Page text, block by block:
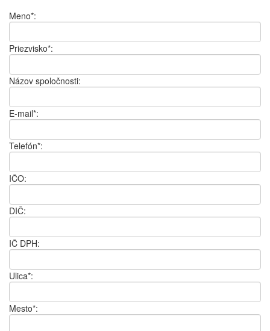
Meno*:
Priezvisko*:
Názov spoločnosti:
E-mail*:
Telefón*:
IČO:
DIČ:
IČ DPH:
Ulica*:
Mesto*: